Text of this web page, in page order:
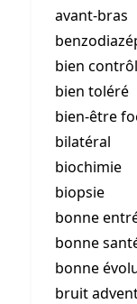
avant-bras
bien
bien toléré
bien-être
bilatéral
biochimie
biopsie
bonne
bonne
bonne
bruit